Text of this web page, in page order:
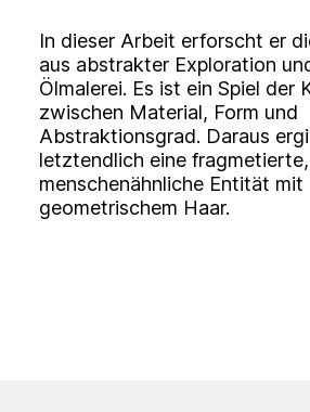
In dieser Arbeit erforscht er
aus abstrakter Exploration
Ölmalerei. Es ist ein Spiel der
zwischen Material, Form und
Abstraktionsgrad. Daraus
letztendlich eine fragmetierte,
menschenähnliche Entität mit
geometrischem Haar.